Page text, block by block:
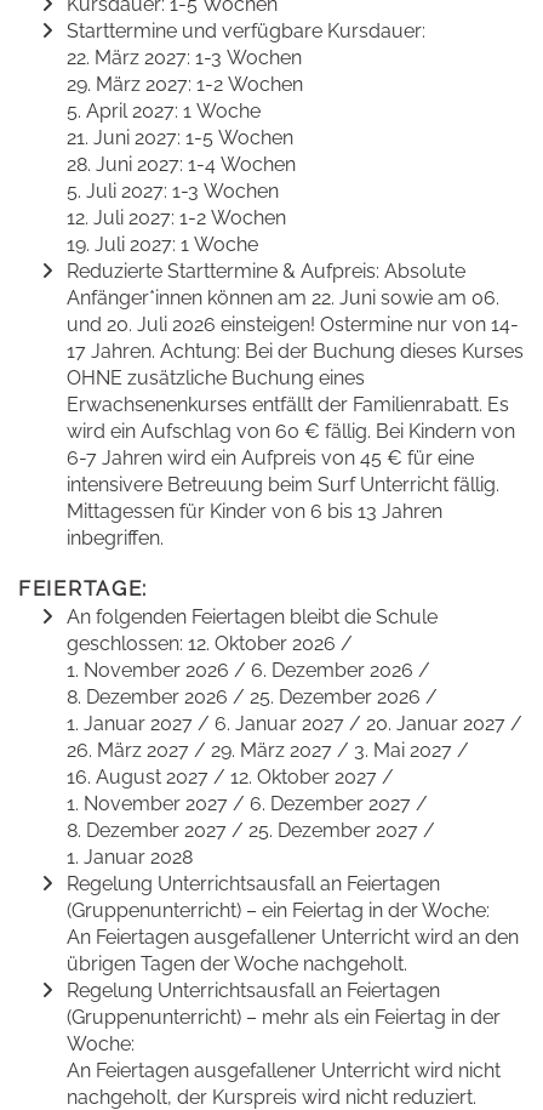
Starttermine und verfügbare Kursdauer:
22. März 2027: 1-3 Wochen
29. März 2027: 1-2 Wochen
5. April 2027: 1 Woche
21. Juni 2027: 1-5 Wochen
28. Juni 2027: 1-4 Wochen
5. Juli 2027: 1-3 Wochen
12. Juli 2027: 1-2 Wochen
19. Juli 2027: 1 Woche
Reduzierte Starttermine & Aufpreis: Absolute
Anfänger*innen können am 22. Juni sowie am 06.
und 20. Juli 2026 einsteigen! Ostermine nur von 14-
17 Jahren. Achtung: Bei der Buchung dieses Kurses
OHNE zusätzliche Buchung eines
Erwachsenenkurses entfällt der Familienrabatt. Es
wird ein Aufschlag von 60 € fällig. Bei Kindern von
6-7 Jahren wird ein Aufpreis von 45 € für eine
intensivere Betreuung beim Surf Unterricht fällig.
Mittagessen für Kinder von 6 bis 13 Jahren
inbegriffen.
FEIERTAGE:
An folgenden Feiertagen bleibt die Schule
geschlossen: 12. Oktober 2026 /
1. November 2026 / 6. Dezember 2026 /
8. Dezember 2026 / 25. Dezember 2026 /
1. Januar 2027 / 6. Januar 2027 / 20. Januar 2027 /
26. März 2027 / 29. März 2027 / 3. Mai 2027 /
16. August 2027 / 12. Oktober 2027 /
1. November 2027 / 6. Dezember 2027 /
8. Dezember 2027 / 25. Dezember 2027 /
1. Januar 2028
Regelung Unterrichtsausfall an Feiertagen
(Gruppenunterricht) – ein Feiertag in der Woche:
An Feiertagen ausgefallener Unterricht wird an den
übrigen Tagen der Woche nachgeholt.
Regelung Unterrichtsausfall an Feiertagen
(Gruppenunterricht) – mehr als ein Feiertag in der
Woche:
An Feiertagen ausgefallener Unterricht wird nicht
nachgeholt, der Kurspreis wird nicht reduziert.